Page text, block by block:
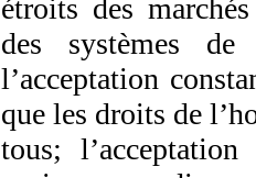
étroits des
des systèmes
l’acceptation
que les droits de
tous;